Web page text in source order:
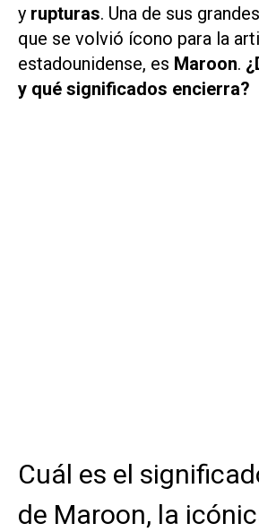
y rupturas. Una de sus grandes
que se volvió ícono para la
estadounidense, es Maroon.
y qué significados encierra?
Cuál es el
de Maroon, la